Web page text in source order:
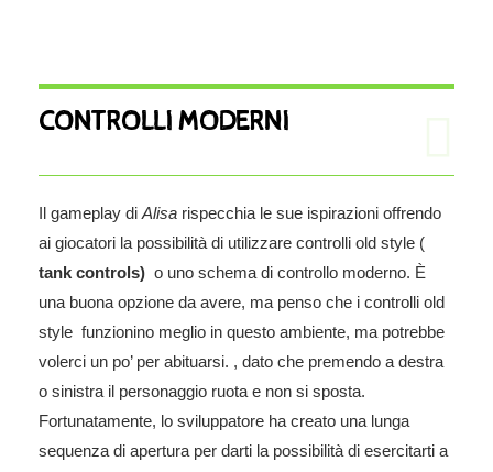
CONTROLLI MODERNI
Il gameplay di Alisa rispecchia le sue ispirazioni offrendo
ai giocatori la possibilità di utilizzare controlli old style (
tank controls) o uno schema di controllo moderno. È
una buona opzione da avere, ma penso che i controlli old
style funzionino meglio in questo ambiente, ma potrebbe
volerci un po’ per abituarsi. , dato che premendo a destra
o sinistra il personaggio ruota e non si sposta.
Fortunatamente, lo sviluppatore ha creato una lunga
sequenza di apertura per darti la possibilità di esercitarti a